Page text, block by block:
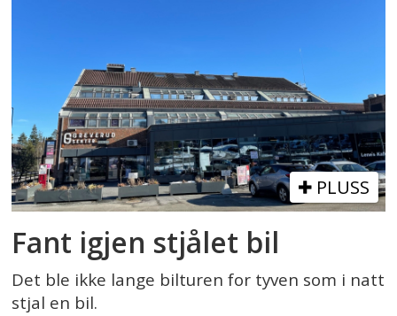
PLUSS
Fant igjen stjålet bil
Det ble ikke lange bilturen for tyven som i natt
stjal en bil.